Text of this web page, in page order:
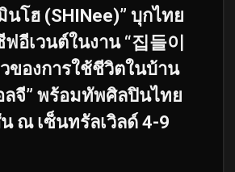
นโฮ (SHINee)” บุกไทย
อีเวนต์ในงาน “집들이
วของการใช้ชีวิตในบ้าน
ลจี” พร้อมทัพศิลปินไทย
ณ เซ็นทรัลเวิลด์ 4-9